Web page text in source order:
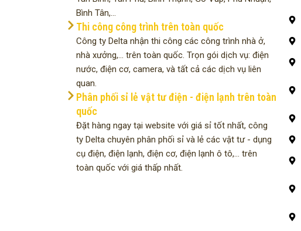
Bình Tân,...
Thi công công trình trên toàn quốc
Công ty Delta nhận thi công các công trình nhà ở,
nhà xưởng,... trên toàn quốc. Trọn gói dịch vụ: điện
nước, điện cơ, camera, và tất cả các dịch vụ liên
quan.
Phân phối sỉ lẻ vật tư điện - điện lạnh trên toàn
quốc
Đặt hàng ngay tại website với giá sỉ tốt nhất, công
ty Delta chuyên phân phối sỉ và lẻ các vật tư - dụng
cụ điện, điện lạnh, điện cơ, điện lạnh ô tô,... trên
toàn quốc với giá thấp nhất.